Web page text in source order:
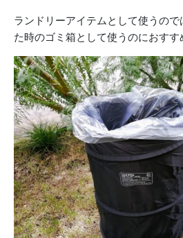
ランドリーアイテムとして使うの
た時のゴミ箱として使うのにおすす